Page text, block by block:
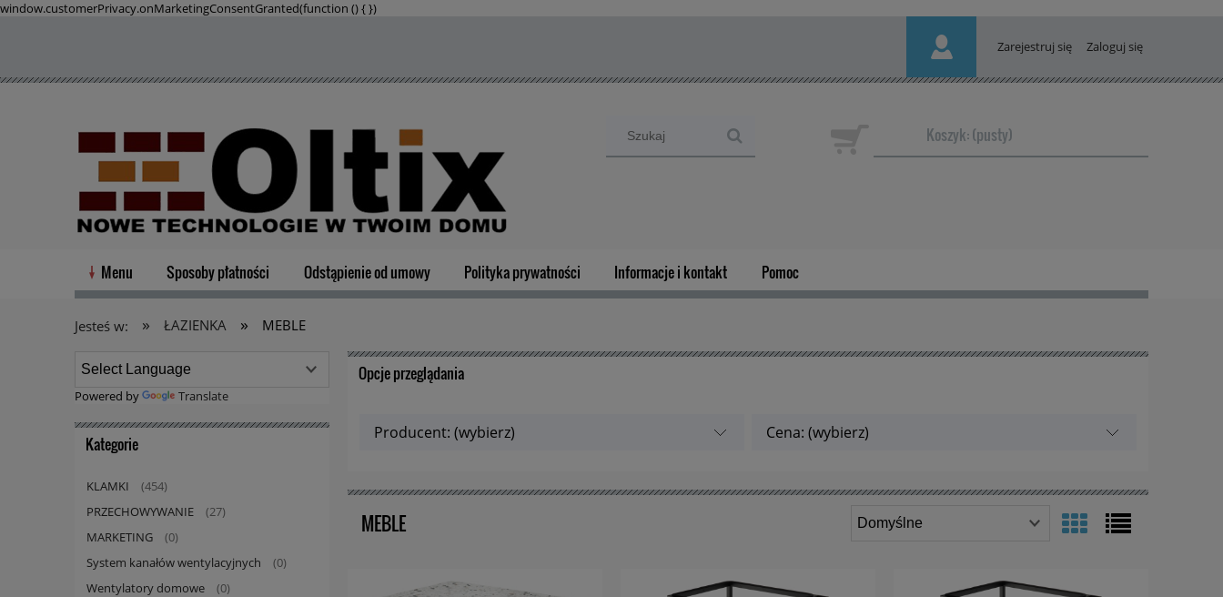
window.customerPrivacy.onMarketingConsentGranted(function () {})
Zarejestruj się Zaloguj się
Koszyk:(pusty)
Menu Sposoby płatności Odstąpienie od umowy Polityka prywatności Informacje i kontakt Pomoc
Jesteś w: » ŁAZIENKA » MEBLE
Powered by Translate
Kategorie
KLAMKI (454)
PRZECHOWYWANIE (27)
MARKETING (0)
System kanałów wentylacyjnych (0)
Wentylatory domowe (0)
Opcje przeglądania
Producent: (wybierz) Cena: (wybierz)
MEBLE